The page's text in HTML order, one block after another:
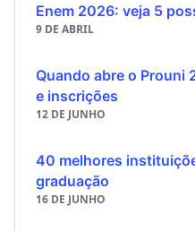
Enem 2026: veja 5
9 DE ABRIL
Quando abre o Prouni
e inscrições
12 DE JUNHO
40 melhores
graduação
16 DE JUNHO